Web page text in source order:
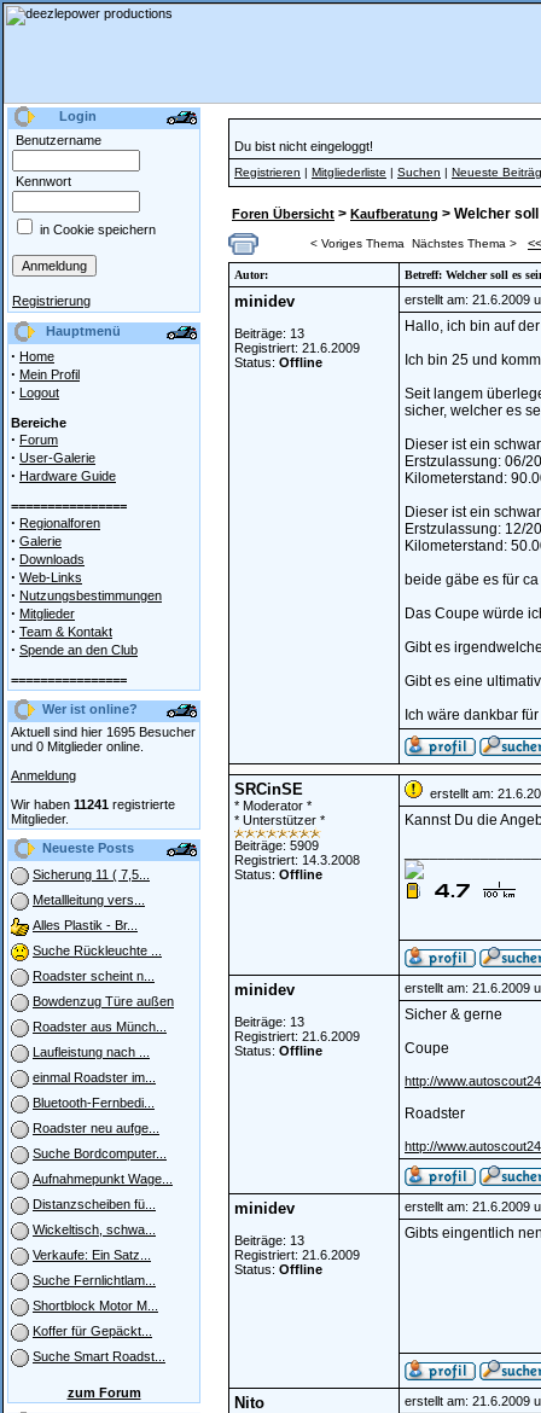
Login
Benutzername
Kennwort
in Cookie speichern
Registrierung
Hauptmenü
· Home
· Mein Profil
· Logout
Bereiche
· Forum
· User-Galerie
· Hardware Guide
================
· Regionalforen
· Galerie
· Downloads
· Web-Links
· Nutzungsbestimmungen
· Mitglieder
· Team & Kontakt
· Spende an den Club
================
Wer ist online?
Aktuell sind hier 1695 Besucher
und 0 Mitglieder online.
Anmeldung
Wir haben 11241 registrierte
Mitglieder.
Neueste Posts
Sicherung 11 ( 7,5...
Metallleitung vers...
Alles Plastik - Br...
Suche Rückleuchte ...
Roadster scheint n...
Bowdenzug Türe außen
Roadster aus Münch...
Laufleistung nach ...
einmal Roadster im...
Bluetooth-Fernbedi...
Roadster neu aufge...
Suche Bordcomputer...
Aufnahmepunkt Wage...
Distanzscheiben fü...
Wickeltisch, schwa...
Verkaufe: Ein Satz...
Suche Fernlichtlam...
Shortblock Motor M...
Koffer für Gepäckt...
Suche Smart Roadst...
zum Forum
Du bist nicht eingeloggt!
Registrieren | Mitgliederliste | Suchen | Neueste
Foren Übersicht > Kaufberatung > Welcher
< Voriges Thema Nächstes Thema > <<
Autor: Betreff: Welcher soll es
minidev
Beiträge: 13
Registriert: 21.6.2009
Status: Offline
erstellt am: 21.6.2009
Hallo, ich bin auf
Ich bin 25 und
Seit langem
sicher, welcher es
Dieser ist ein
Erstzulassung: 06/
Kilometerstand:
Dieser ist ein
Erstzulassung: 12/
Kilometerstand:
beide gäbe es für
Das Coupe würde
Gibt es
Gibt es eine
Ich wäre dankbar
SRCinSE
* Moderator *
* Unterstützer *
Beiträge: 5909
Registriert: 14.3.2008
Status: Offline
erstellt am:
Kannst Du die
minidev
Beiträge: 13
Registriert: 21.6.2009
Status: Offline
erstellt am: 21.6.2009
Sicher & gerne
Coupe
http://
Roadster
http://
minidev
Beiträge: 13
Registriert: 21.6.2009
Status: Offline
erstellt am: 21.6.2009
Gibts eingentlich
Nito erstellt am: 21.6.2009